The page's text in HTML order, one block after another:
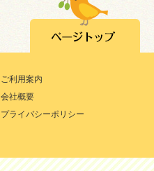
ご利用案内
会社概要
プライバシーポリシー